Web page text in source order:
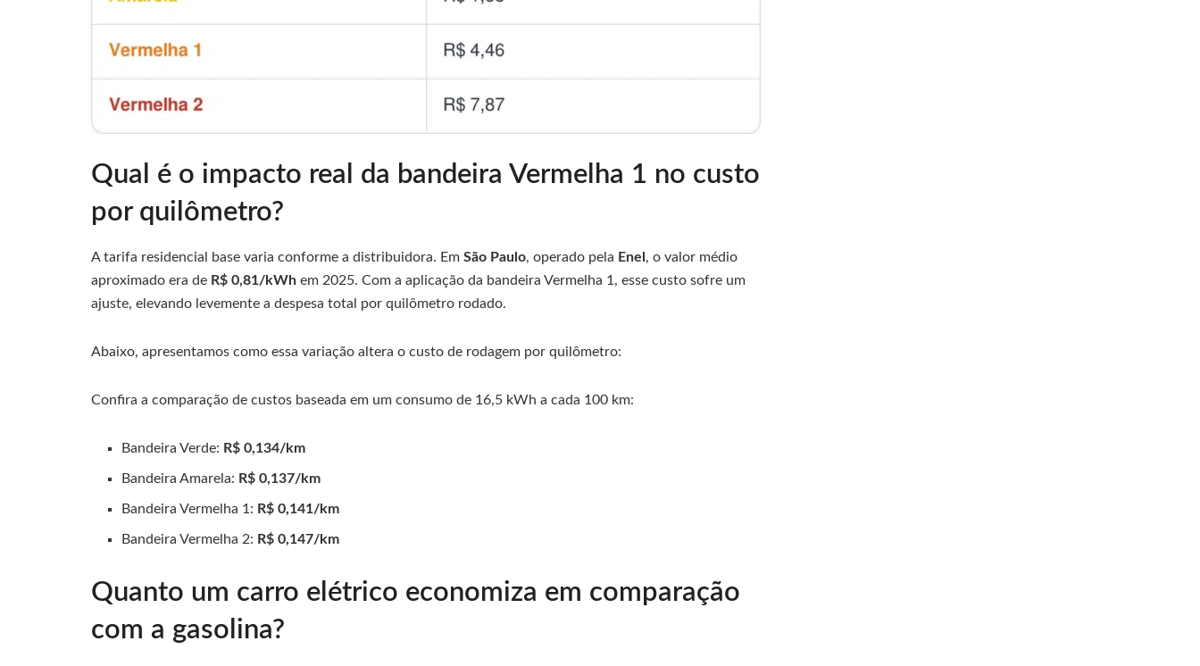
Qual é o impacto real da bandeira Vermelha 1 no custo
por quilômetro?
A tarifa residencial base varia conforme a distribuidora. Em São Paulo, operado pela Enel , o valor médio
aproximado era de R$ 0,81/kWh em 2025. Com a aplicação da bandeira Vermelha 1, esse custo sofre um
ajuste, elevando levemente a despesa total por quilômetro rodado.
Abaixo, apresentamos como essa variação altera o custo de rodagem por quilômetro:
Confira a comparação de custos baseada em um consumo de 16,5 kWh a cada 100 km:
Bandeira Verde: R$ 0,134/km
Bandeira Amarela: R$ 0,137/km
Bandeira Vermelha 1: R$ 0,141/km
Bandeira Vermelha 2: R$ 0,147/km
Quanto um carro elétrico economiza em comparação
com a gasolina?